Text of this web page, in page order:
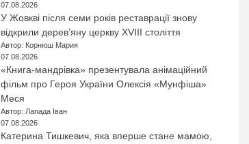
07.08.2026
У Жовкві після семи років реставрації знову
відкрили дерев’яну церкву XVIII століття
Автор: Корнюш Мария
07.08.2026
«Книга-мандрівка» презентувала анімаційний
фільм про Героя України Олексія «Мунфіша»
Меся
Автор: Лапада Іван
07.08.2026
Катерина Тишкевич, яка вперше стане мамою,